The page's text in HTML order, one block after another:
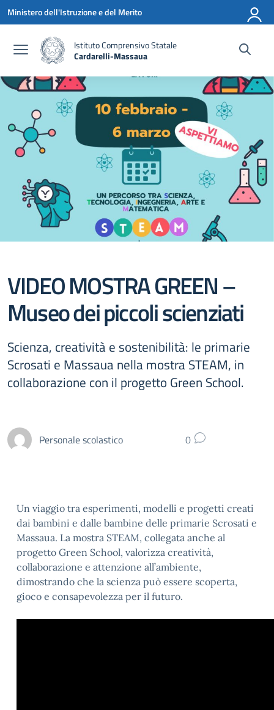
Vai ai contenuti
Vai al menu di navigazione
Vai al footer
Ministero dell'Istruzione e del Merito
Istituto Comprensivo Statale
Cardarelli-Massaua
VIDEO MOSTRA GREEN –
Museo dei piccoli scienziati
Scienza, creatività e sostenibilità: le primarie
Scrosati e Massaua nella mostra STEAM, in
collaborazione con il progetto Green School.
Personale scolastico 0
Un viaggio tra esperimenti, modelli e progetti creati
dai bambini e dalle bambine delle primarie Scrosati e
Massaua. La mostra STEAM, collegata anche al
progetto Green School, valorizza creatività,
collaborazione e attenzione all’ambiente,
dimostrando che la scienza può essere scoperta,
gioco e consapevolezza per il futuro.